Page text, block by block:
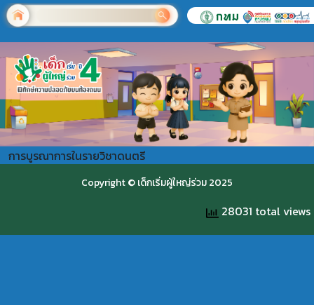
การบูรณาการในรายวิชาดนตรี
Copyright © เด็กเริ่มผู้ใหญ่ร่วม 2025
28031 total views